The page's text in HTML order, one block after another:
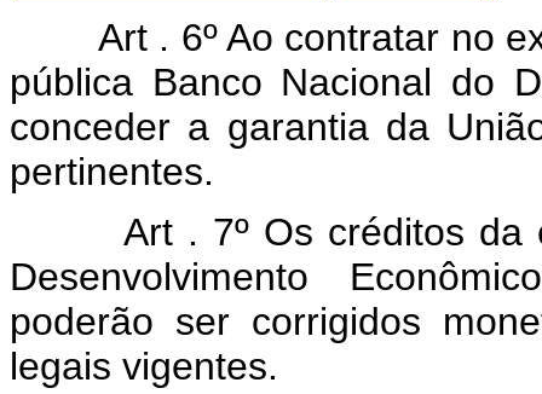
Art . 6º Ao contratar no
pública Banco Nacional do
conceder a garantia da
pertinentes.
Art . 7º Os créditos da
Desenvolvimento
poderão ser corrigidos
legais vigentes.